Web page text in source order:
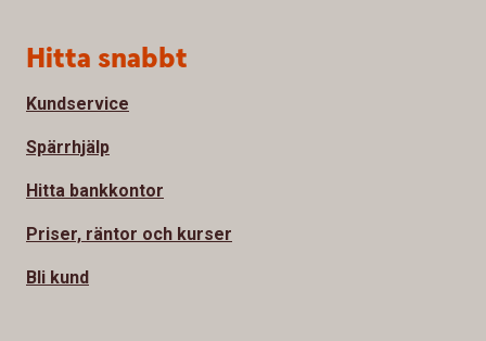
Sidfot
Hitta snabbt
Kundservice
Spärrhjälp
Hitta bankkontor
Priser, räntor och kurser
Bli kund